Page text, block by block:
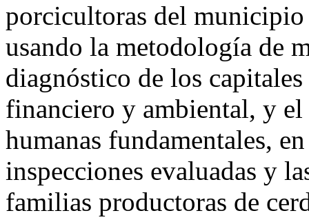
porcicultoras del
usando la metodología de
diagnóstico de los
financiero y ambiental, y el
humanas fundamentales,
inspecciones evaluadas y
familias productoras de